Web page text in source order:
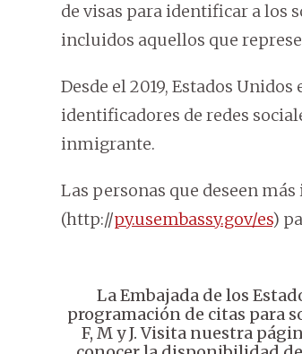
de visas para identificar a los
incluidos aquellos que
Desde el 2019, Estados
identificadores de redes
inmigrante.
Las personas que deseen
(http://py.usembassy.gov/es)
La Embajada de los
programación de citas para
F, M y J. Visita nuestra